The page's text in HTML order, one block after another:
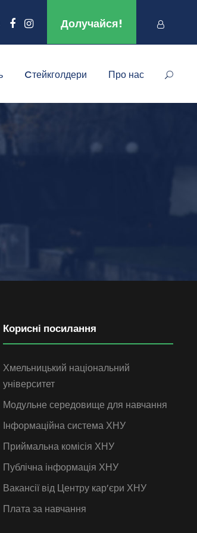
Долучайся!
Cтейкголдери Про нас
Корисні посилання
Хмельницький національний
університет
Модульне середовище для навчання
Інформаційна система ХНУ
Приймальна комісія ХНУ
Публічна інформація ХНУ
Вакансії від Центру кар’єри ХНУ
Плата за навчання